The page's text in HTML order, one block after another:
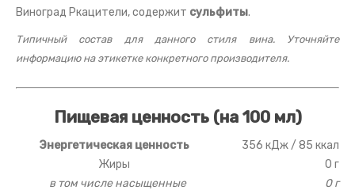
Виноград Ркацители, содержит сульфиты.
Типичный состав для данного стиля вина. Уточняйте
информацию на этикетке конкретного производителя.
Пищевая ценность (на 100 мл)
Энергетическая ценность
356 кДж / 85 ккал
Жиры
0 г
в том числе насыщенные
0 г